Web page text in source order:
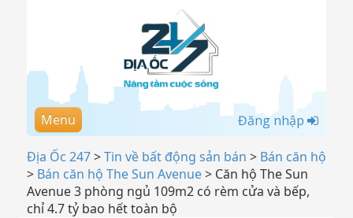
Menu Đăng nhập
Địa Ốc 247>Tin về bất động sản bán > Bán căn hộ
> Bán căn hộ The Sun Avenue> Căn hộ The Sun
Avenue 3 phòng ngủ 109m2 có rèm cửa và bếp,
chỉ 4.7 tỷ bao hết toàn bộ